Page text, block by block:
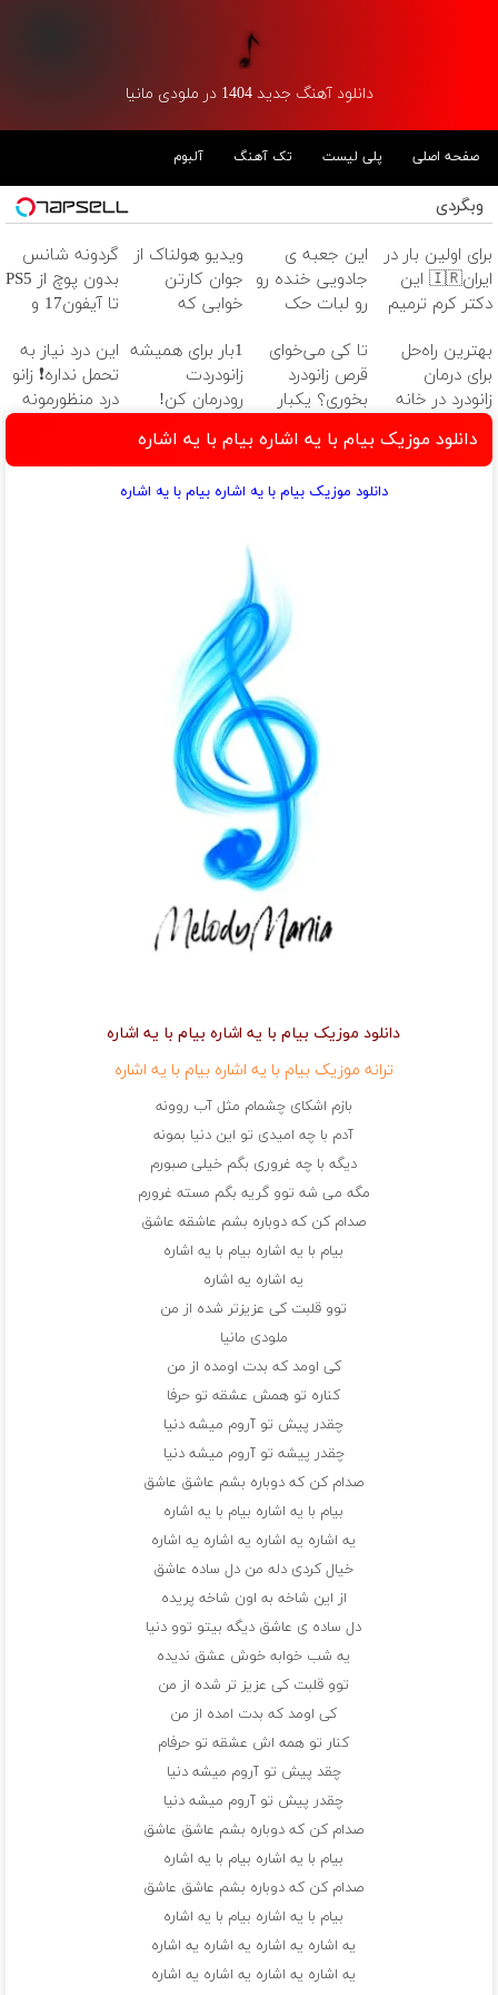
دانلود آهنگ جدید 1404 در ملودی مانیا
صفحه اصلی پلی لیست تک آهنگ آلبوم
وبگردی
برای اولین بار در
ایران🇮🇷 این
دکتر کرم ترمیم
ساخت!
این جعبه ی
جادویی خنده رو
رو لبات حک
خرید40%تخفیف
ویدیو هولناک از
جوان کارتن
خوابی که
آموزش رایگان
گردونه شانس
بدون پوچ از PS5
تا آیفون17 و
بهترین راه‌حل
برای درمان
زانودرد در خانه
تا کی می‌خوای
قرص زانودرد
بخوری؟ یکبار
کن
1بار برای همیشه
زانودردت
رودرمان کن!
آلمان)
◂پرسشنامه▸
این درد نیاز به
تحمل نداره❗ زانو
درد منظورمونه
دانلود موزیک بیام با یه اشاره بیام با یه اشاره
دانلود موزیک بیام با یه اشاره بیام با یه اشاره
دانلود موزیک بیام با یه اشاره بیام با یه اشاره
ترانه موزیک بیام با یه اشاره بیام با یه اشاره
بازم اشکای چشمام مثل آب روونه
آدم با چه امیدی تو این دنیا بمونه
دیگه با چه غروری بگم خیلی صبورم
مگه می شه توو گریه بگم مسته غرورم
صدام کن که دوباره بشم عاشقه عاشق
بیام با یه اشاره بیام با یه اشاره
یه اشاره یه اشاره
توو قلبت کی عزیزتر شده از من
ملودی مانیا
کی اومد که بدت اومده از من
کناره تو همش عشقه تو حرفا
چقدر پیش تو آروم میشه دنیا
چقدر پیشه تو آروم میشه دنیا
صدام کن که دوباره بشم عاشق عاشق
بیام با یه اشاره بیام با یه اشاره
یه اشاره یه اشاره یه اشاره یه اشاره
خیال کردی دله من دل ساده عاشق
از این شاخه به اون شاخه پریده
دل ساده ی عاشق دیگه بیتو توو دنیا
یه شب خوابه خوش عشق ندیده
توو قلبت کی عزیز تر شده از من
کی اومد که بدت امده از من
کنار تو همه اش عشقه تو حرفام
چقد پیش تو آروم میشه دنیا
چقدر پیش تو آروم میشه دنیا
صدام کن که دوباره بشم عاشق عاشق
بیام با یه اشاره بیام با یه اشاره
صدام کن که دوباره بشم عاشق عاشق
بیام با یه اشاره بیام با یه اشاره
یه اشاره یه اشاره یه اشاره یه اشاره
یه اشاره یه اشاره یه اشاره یه اشاره